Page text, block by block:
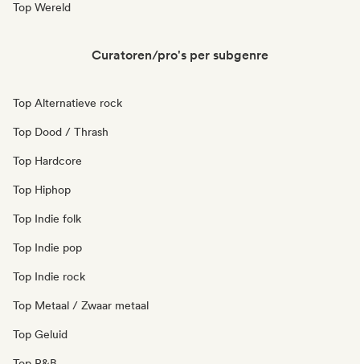
Top Wereld
Curatoren/pro's per subgenre
Top Alternatieve rock
Top Dood / Thrash
Top Hardcore
Top Hiphop
Top Indie folk
Top Indie pop
Top Indie rock
Top Metaal / Zwaar metaal
Top Geluid